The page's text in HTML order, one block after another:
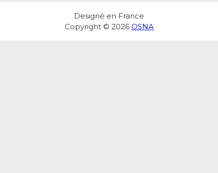
Designé en France
Copyright © 2026 OSNA